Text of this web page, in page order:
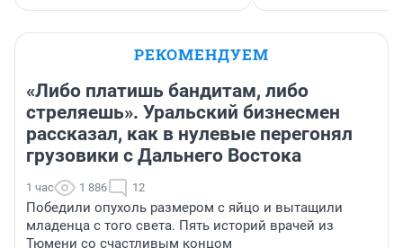
РЕКОМЕНДУЕМ
«Либо платишь бандитам, либо
стреляешь». Уральский бизнесмен
рассказал, как в нулевые перегонял
грузовики с Дальнего Востока
1 час 1 886 12
Победили опухоль размером с яйцо и вытащили
младенца с того света. Пять историй врачей из
Тюмени со счастливым концом